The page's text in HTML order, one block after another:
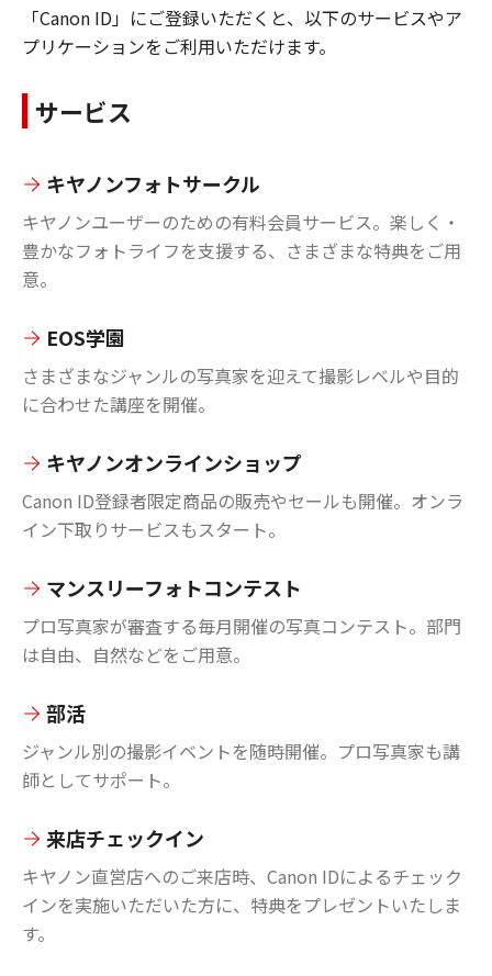
「Canon ID」にご登録いただくと、以下のサービスやア
プリケーションをご利用いただけます。
サービス
キヤノンフォトサークル
キヤノンユーザーのための有料会員サービス。楽しく・
豊かなフォトライフを支援する、さまざまな特典をご用
意。
EOS学園
さまざまなジャンルの写真家を迎えて撮影レベルや目的
に合わせた講座を開催。
キヤノンオンラインショップ
Canon ID登録者限定商品の販売やセールも開催。オンラ
イン下取りサービスもスタート。
マンスリーフォトコンテスト
プロ写真家が審査する毎月開催の写真コンテスト。部門
は自由、自然などをご用意。
部活
ジャンル別の撮影イベントを随時開催。プロ写真家も講
師としてサポート。
来店チェックイン
キヤノン直営店へのご来店時、Canon IDによるチェック
インを実施いただいた方に、特典をプレゼントいたしま
す。